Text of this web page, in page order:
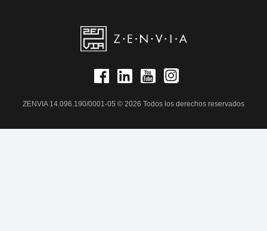
ZENVIA 14.096.190/0001-05 © 2026 Todos los derechos reservados